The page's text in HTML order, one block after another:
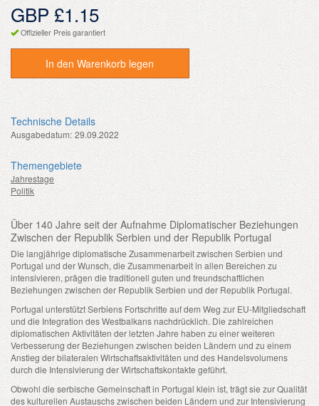
GBP £1.15
Offizieller Preis garantiert
In den Warenkorb legen
Technische Details
Ausgabedatum: 29.09.2022
Themengebiete
Jahrestage
Politik
Über 140 Jahre seit der Aufnahme Diplomatischer Beziehungen
Zwischen der Republik Serbien und der Republik Portugal
Die langjährige diplomatische Zusammenarbeit zwischen Serbien und
Portugal und der Wunsch, die Zusammenarbeit in allen Bereichen zu
intensivieren, prägen die traditionell guten und freundschaftlichen
Beziehungen zwischen der Republik Serbien und der Republik Portugal.
Portugal unterstützt Serbiens Fortschritte auf dem Weg zur EU-Mitgliedschaft
und die Integration des Westbalkans nachdrücklich. Die zahlreichen
diplomatischen Aktivitäten der letzten Jahre haben zu einer weiteren
Verbesserung der Beziehungen zwischen beiden Ländern und zu einem
Anstieg der bilateralen Wirtschaftsaktivitäten und des Handelsvolumens
durch die Intensivierung der Wirtschaftskontakte geführt.
Obwohl die serbische Gemeinschaft in Portugal klein ist, trägt sie zur Qualität
des kulturellen Austauschs zwischen beiden Ländern und zur Intensivierung